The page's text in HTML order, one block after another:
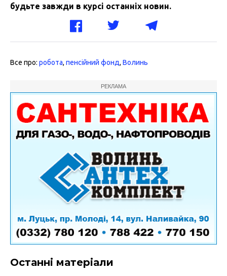
будьте завжди в курсі останніх новин.
Все про: робота, пенсійний фонд, Волинь
РЕКЛАМА
Останні матеріали